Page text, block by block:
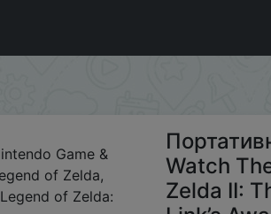
Nintendo Game & Watch The
Watch
Zelda II: